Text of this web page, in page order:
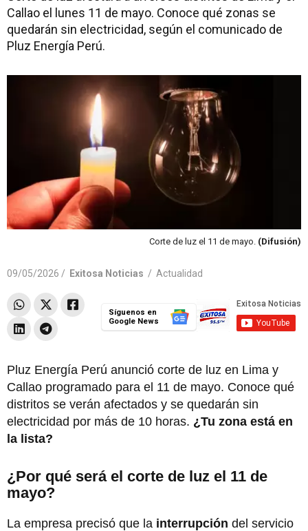
Callao el lunes 11 de mayo. Conoce qué zonas se
quedarán sin electricidad, según el comunicado de
Pluz Energía Perú.
Corte de luz el 11 de mayo. (Difusión)
09/05/2026 / Exitosa Noticias / Actualidad
Síguenos en
Google News
Pluz Energía Perú anunció corte de luz en Lima y
Callao programado para el 11 de mayo. Conoce qué
distritos se verán afectados y se quedarán sin
electricidad por más de 10 horas. ¿Tu zona está en
la lista?
¿Por qué será el corte de luz el 11 de
mayo?
La empresa precisó que la interrupción del servicio